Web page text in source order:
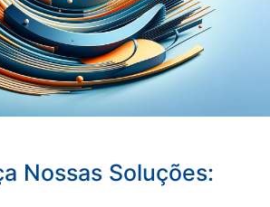
Nossas Soluções: